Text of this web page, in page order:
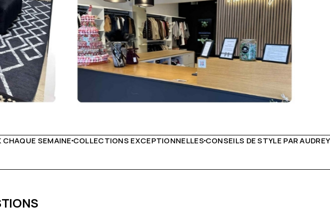
CONSEILS DE STYLE PAR AUDREY B LIVRAISON PARTOUT EN